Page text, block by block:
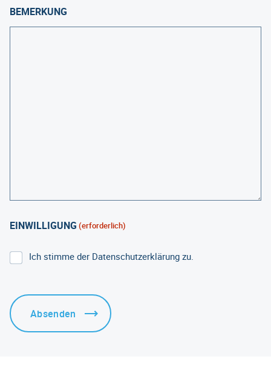
BEMERKUNG
EINWILLIGUNG (erforderlich)
Ich stimme der Datenschutzerklärung zu.